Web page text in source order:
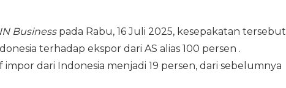
Businesspada Rabu, 16 Juli 2025, kesepakatan tersebut
terhadap ekspor dari AS alias 100 persen .
dari Indonesia menjadi 19 persen, dari sebelumnya